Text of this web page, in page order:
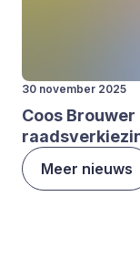
30 november 2025
Coos
Meer nieuws